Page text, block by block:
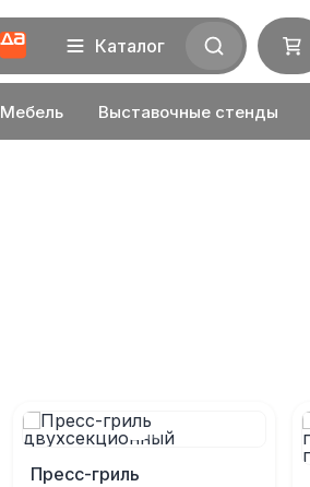
Мебель Выставочные стенды
Каталог
Пресс-гриль